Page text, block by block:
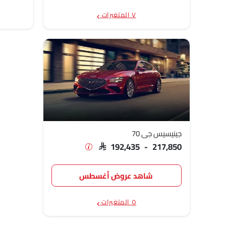
٧ المتغيرات
جينيسيس جي 70
SAR 192,435 - 217,850
شاهد عروض أغسطس
٥ المتغيرات